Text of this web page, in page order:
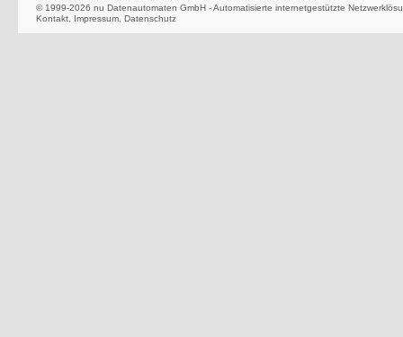
© 1999-2026 nu Datenautomaten GmbH - Automatisierte internetgestützte
Kontakt
Impressum Datenschutz